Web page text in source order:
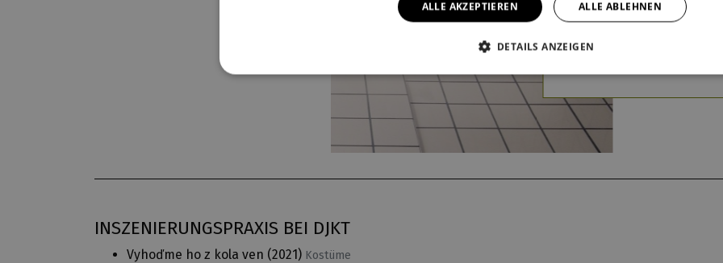
das Kuckucksnest fünf
Oscars.
INSZENIERUNGSPRAXIS BEI DJKT
Vyhoďme ho z kola ven (2021) Kostüme
ALLE AKZEPTIEREN ALLE ABLEHNEN
DETAILS ANZEIGEN